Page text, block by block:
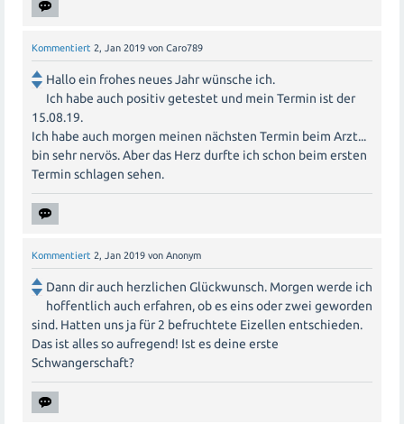
Kommentiert 2, Jan 2019 von Caro789
Hallo ein frohes neues Jahr wünsche ich.
Ich habe auch positiv getestet und mein Termin ist der
15.08.19.
Ich habe auch morgen meinen nächsten Termin beim Arzt...
bin sehr nervös. Aber das Herz durfte ich schon beim ersten
Termin schlagen sehen.
Kommentiert 2, Jan 2019 von Anonym
Dann dir auch herzlichen Glückwunsch. Morgen werde ich
hoffentlich auch erfahren, ob es eins oder zwei geworden
sind. Hatten uns ja für 2 befruchtete Eizellen entschieden.
Das ist alles so aufregend! Ist es deine erste
Schwangerschaft?